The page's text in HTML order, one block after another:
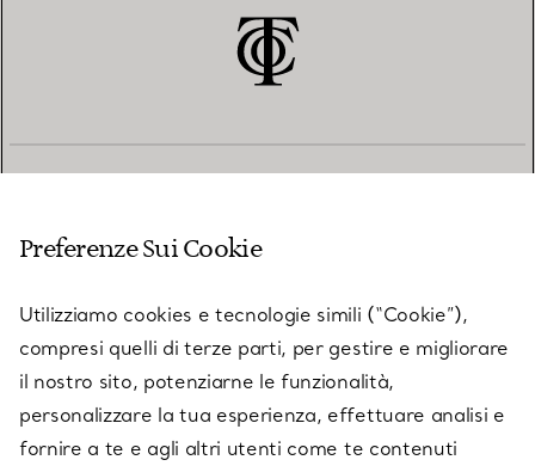
SU TIFFANY & CO.
Preferenze Sui Cookie
Utilizziamo cookies e tecnologie simili (“Cookie”),
compresi quelli di terze parti, per gestire e migliorare
il nostro sito, potenziarne le funzionalità,
personalizzare la tua esperienza, effettuare analisi e
fornire a te e agli altri utenti come te contenuti